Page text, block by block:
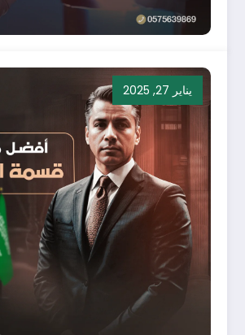
يناير 27, 2025